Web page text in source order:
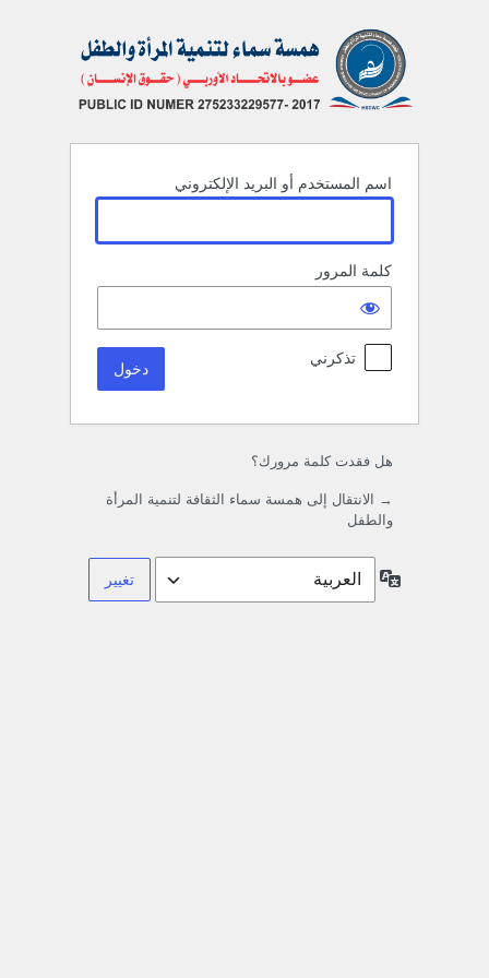
اسم المستخدم أو البريد الإلكتروني
كلمة المرور
تذكرني
هل فقدت كلمة مرورك؟
→ الانتقال إلى همسة سماء الثقافة لتنمية المرأة
والطفل
اللغة